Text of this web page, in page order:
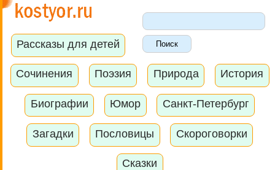
Рассказы для детей
Сочинения Поэзия Природа История
Биографии Юмор Санкт-Петербург
Загадки Пословицы Скороговорки
Сказки